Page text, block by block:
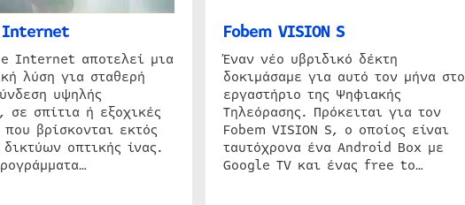
Internet
Internet αποτελεί μια
λύση για σταθερή
υψηλής
σε σπίτια ή εξοχικές
που βρίσκονται εκτός
οπτικής ίνας.
Fobem VISION S
Έναν νέο υβριδικό δέκτη
δοκιμάσαμε για αυτό τον μήνα στο
εργαστήριο της Ψηφιακής
Τηλεόρασης. Πρόκειται για τον
Fobem VISION S, ο οποίος είναι
ταυτόχρονα ένα Android Box με
Google TV και ένας free to…